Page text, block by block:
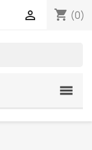
shopping_cart (0)
